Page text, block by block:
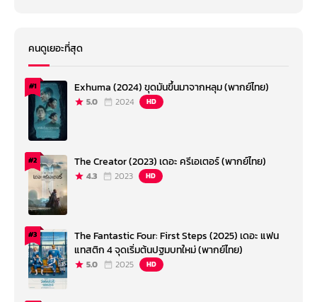
คนดูเยอะที่สุด
#1 Exhuma (2024) ขุดมันขึ้นมาจากหลุม (พากย์ไทย)
5.0 2024 HD
#2 The Creator (2023) เดอะ ครีเอเตอร์ (พากย์ไทย)
4.3 2023 HD
#3
The Fantastic Four: First Steps (2025) เดอะ แฟน
แทสติก 4 จุดเริ่มต้นปฐมบทใหม่ (พากย์ไทย)
5.0 2025 HD